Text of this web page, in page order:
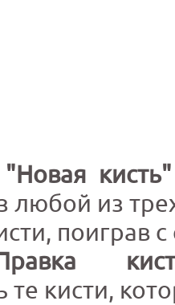
"Новая кисть"
любой из
поиграв
те кисти,